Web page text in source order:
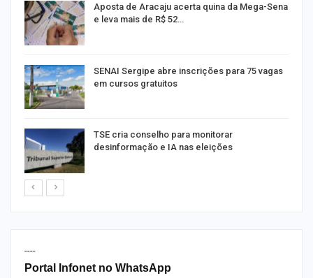
Aposta de Aracaju acerta quina da Mega-Sena
e leva mais de R$ 52…
SENAI Sergipe abre inscrições para 75 vagas
em cursos gratuitos
TSE cria conselho para monitorar
desinformação e IA nas eleições
----
Portal Infonet no WhatsApp